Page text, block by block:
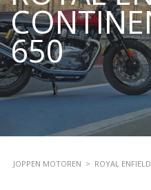
650
JOPPEN MOTOREN > ROYAL